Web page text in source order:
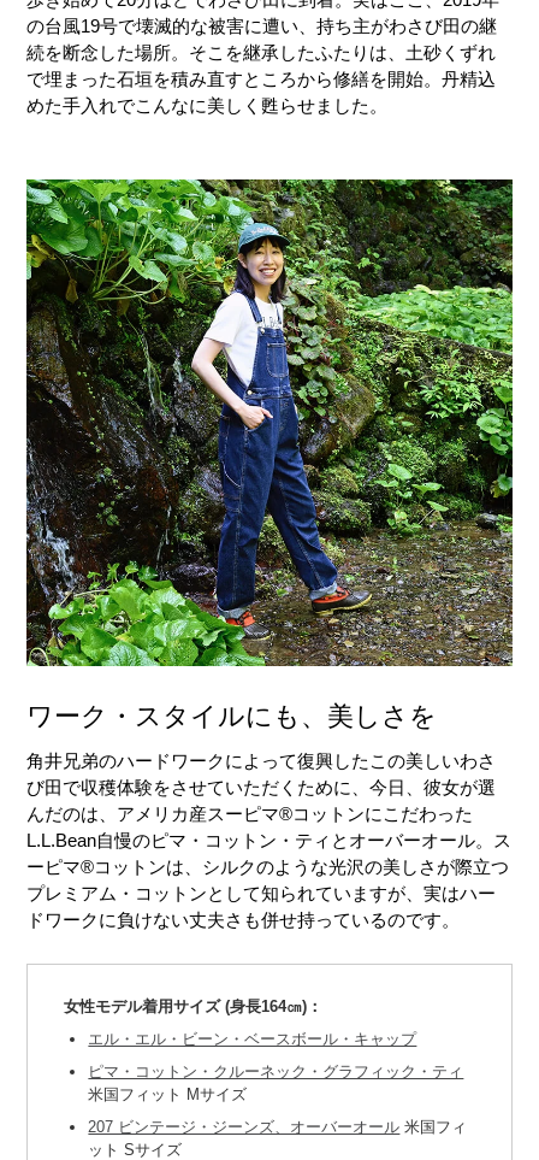
の台風19号で壊滅的な被害に遭い、持ち主がわさび田の継
続を断念した場所。そこを継承したふたりは、土砂くずれ
で埋まった石垣を積み直すところから修繕を開始。丹精込
めた手入れでこんなに美しく甦らせました。
ワーク・スタイルにも、美しさを
角井兄弟のハードワークによって復興したこの美しいわさ
び田で収穫体験をさせていただくために、今日、彼女が選
んだのは、アメリカ産スーピマ®コットンにこだわった
L.L.Bean自慢のピマ・コットン・ティとオーバーオール。ス
ーピマ®コットンは、シルクのような光沢の美しさが際立つ
プレミアム・コットンとして知られていますが、実はハー
ドワークに負けない丈夫さも併せ持っているのです。
女性モデル着用サイズ (身長164㎝)：
エル・エル・ビーン・ベースボール・キャップ
ピマ・コットン・クルーネック・グラフィック・ティ
米国フィット Mサイズ
207 ビンテージ・ジーンズ、オーバーオール 米国フィ
ット Sサイズ